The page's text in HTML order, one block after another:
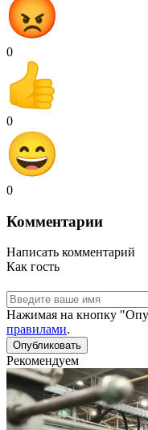
0
0
0
Комментарии
Написать комментарий
Как гость
Нажимая на кнопку
правилами.
Рекомендуем